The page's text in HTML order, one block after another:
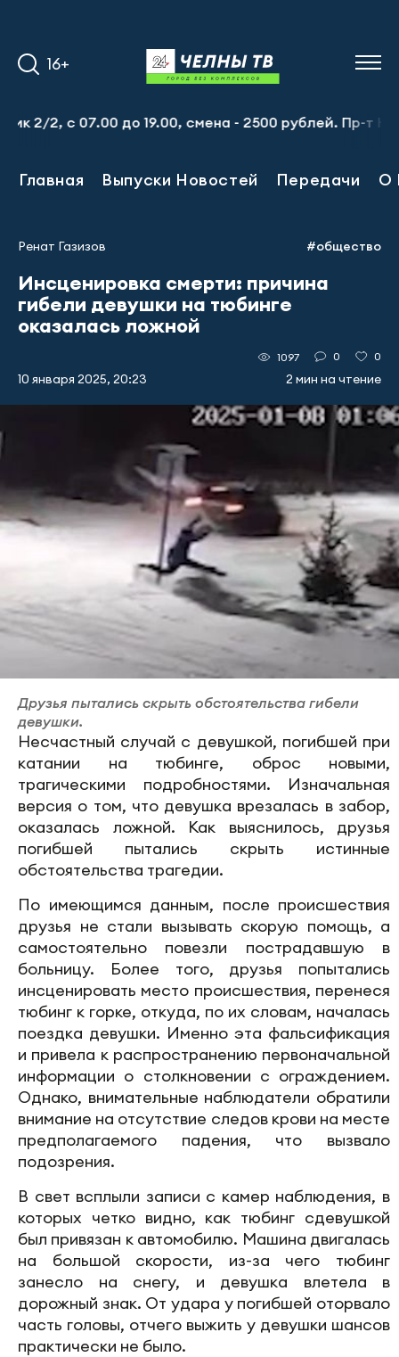
16+
2, с 07.00 до 19.00, смена - 2500 рублей. Пр-т
Главная Выпуски Новостей Передачи О
Ренат Газизов #общество
Инсценировка смерти: причина
гибели девушки на тюбинге
оказалась ложной
10 января 2025, 20:23
1097 0 0
2 мин на чтение
Друзья пытались скрыть обстоятельства гибели
девушки.
Несчастный случай с девушкой, погибшей при
катании на тюбинге, оброс новыми,
трагическими подробностями. Изначальная
версия о том, что девушка врезалась в забор,
оказалась ложной. Как выяснилось, друзья
погибшей пытались скрыть истинные
обстоятельства трагедии.
По имеющимся данным, после происшествия
друзья не стали вызывать скорую помощь, а
самостоятельно повезли пострадавшую в
больницу. Более того, друзья попытались
инсценировать место происшествия, перенеся
тюбинг к горке, откуда, по их словам, началась
поездка девушки. Именно эта фальсификация
и привела к распространению первоначальной
информации о столкновении с ограждением.
Однако, внимательные наблюдатели обратили
внимание на отсутствие следов крови на месте
предполагаемого падения, что вызвало
подозрения.
В свет всплыли записи с камер наблюдения, в
которых четко видно, как тюбинг сдевушкой
был привязан к автомобилю. Машина двигалась
на большой скорости, из-за чего тюбинг
занесло на снегу, и девушка влетела в
дорожный знак. От удара у погибшей оторвало
часть головы, отчего выжить у девушки шансов
практически не было.